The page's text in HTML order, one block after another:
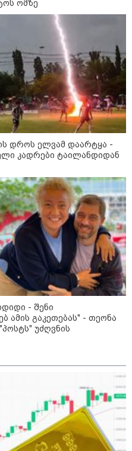
/ 07-08-2026
ანომალიური
- ტრამპის
მორიგი პაკეტი
/ 07-08-2026
ამაღელვებელი
ვრცელდება - როგორ
56 წლის კაცმა
კიდევ უფრო
საფრთხე და ...“
მძიმეა ჩემთვის ის, რაც
ომზე
დროს ელვამ დაარტყა -
კადრები ტაილანდიდან
- შენი
ამის გაკეთებას" - თეონა
უძღვნის